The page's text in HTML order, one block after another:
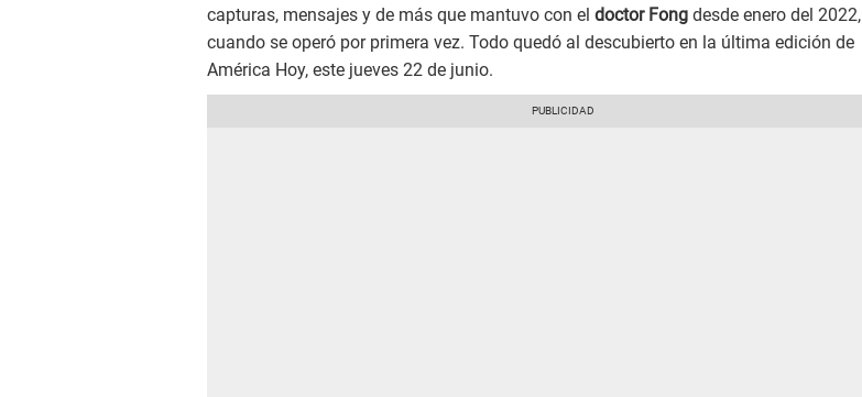
capturas, mensajes y de más que mantuvo con el doctor Fong desde enero del 2022,
cuando se operó por primera vez. Todo quedó al descubierto en la última edición de
América Hoy, este jueves 22 de junio.